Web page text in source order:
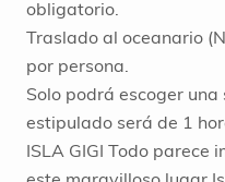
obligatorio.
Traslado al oceanario
por persona.
Solo podrá escoger
estipulado será de 1
ISLA GIGI Todo parece